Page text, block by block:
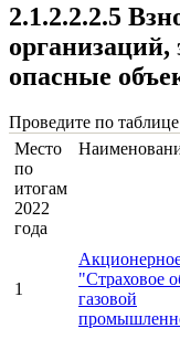
2.1.2.2.2.5
опасные
Проведите по таблице
Место
по
итогам
2022
года
1
"Страховое
газовой